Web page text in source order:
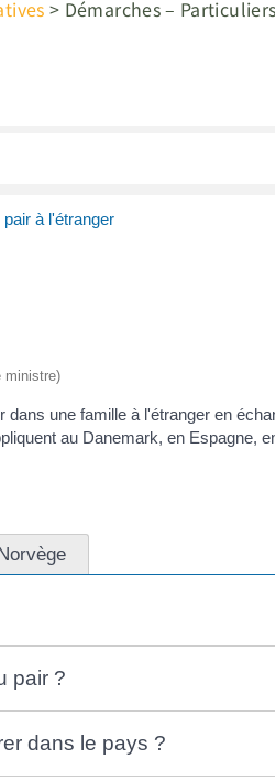
> Démarches – Particuliers
pair à l'étranger
ministre)
une famille à l'étranger en
au Danemark, en
pair ?
dans le pays ?